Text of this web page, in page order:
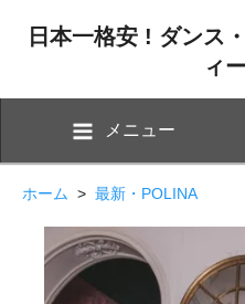
日本一格安 ! ダンス
ィ
メニュー
ホーム > 最新・POLINA